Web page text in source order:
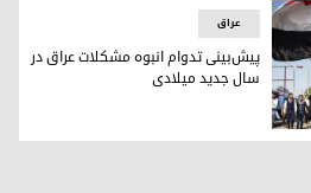
عراق در سال جدید میلادی
عراق
پیش‌بینی تدوام انبوه مشکلات عراق در
سال جدید میلادی